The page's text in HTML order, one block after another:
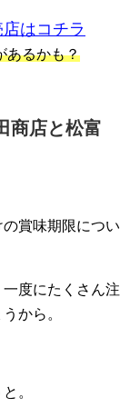
はコチラ
あるかも？
商店と松富
賞味期限につい
度にたくさん注
から。
。